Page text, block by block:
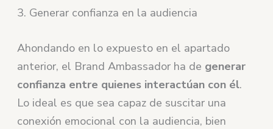
3. Generar confianza en la audiencia
Ahondando en lo expuesto en el apartado
anterior, el Brand Ambassador ha de generar
confianza entre quienes interactúan con él.
Lo ideal es que sea capaz de suscitar una
conexión emocional con la audiencia, bien